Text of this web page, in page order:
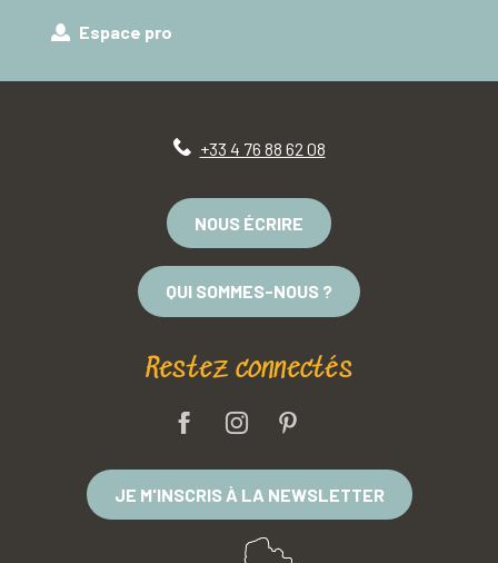
Espace pro
+33 4 76 88 62 08
NOUS ÉCRIRE
QUI SOMMES-NOUS ?
Restez connectés
JE M'INSCRIS À LA NEWSLETTER